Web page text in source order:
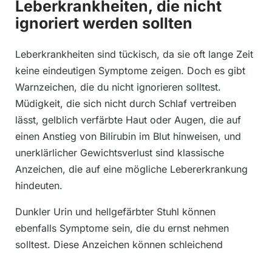
Leberkrankheiten, die nicht
ignoriert werden sollten
Leberkrankheiten sind tückisch, da sie oft lange Zeit
keine eindeutigen Symptome zeigen. Doch es gibt
Warnzeichen, die du nicht ignorieren solltest.
Müdigkeit, die sich nicht durch Schlaf vertreiben
lässt, gelblich verfärbte Haut oder Augen, die auf
einen Anstieg von Bilirubin im Blut hinweisen, und
unerklärlicher Gewichtsverlust sind klassische
Anzeichen, die auf eine mögliche Lebererkrankung
hindeuten.
Dunkler Urin und hellgefärbter Stuhl können
ebenfalls Symptome sein, die du ernst nehmen
solltest. Diese Anzeichen können schleichend